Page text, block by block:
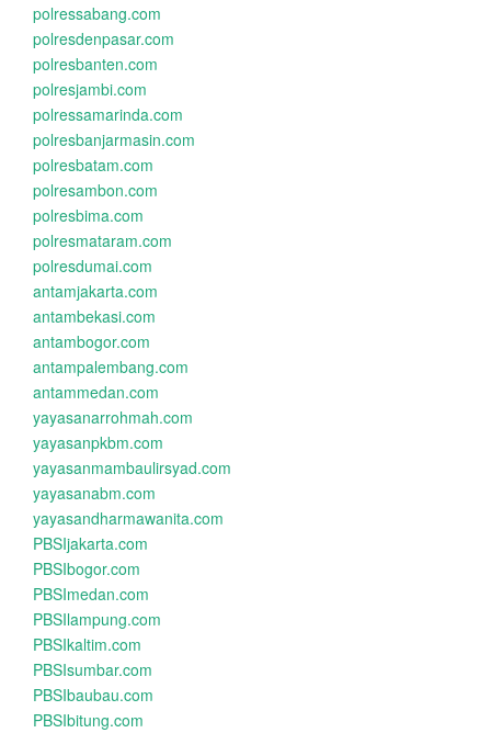
polressabang.com
polresdenpasar.com
polresbanten.com
polresjambi.com
polressamarinda.com
polresbanjarmasin.com
polresbatam.com
polresambon.com
polresbima.com
polresmataram.com
polresdumai.com
antamjakarta.com
antambekasi.com
antambogor.com
antampalembang.com
antammedan.com
yayasanarrohmah.com
yayasanpkbm.com
yayasanmambaulirsyad.com
yayasanabm.com
yayasandharmawanita.com
PBSIjakarta.com
PBSIbogor.com
PBSImedan.com
PBSIlampung.com
PBSIkaltim.com
PBSIsumbar.com
PBSIbaubau.com
PBSIbitung.com